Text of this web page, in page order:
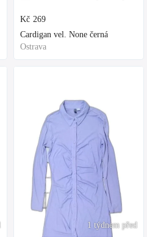
Kč 269
Cardigan vel. None černá
Ostrava
1 týdnem před